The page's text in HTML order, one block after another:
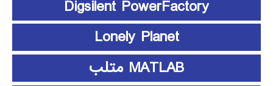
Digsilent PowerFactory
Lonely Planet
MATLAB متلب